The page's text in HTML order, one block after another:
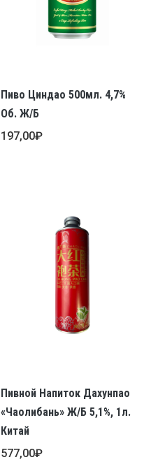
Пиво Циндао 500мл. 4,7%
Об. Ж/б
197,00₽
Пивной Напиток Дахунпао
«Чаолибань» Ж/б 5,1%, 1л.
Китай
577,00₽